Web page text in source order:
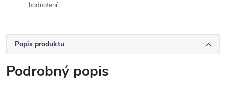
hodnotení
Popis produktu
Podrobný popis